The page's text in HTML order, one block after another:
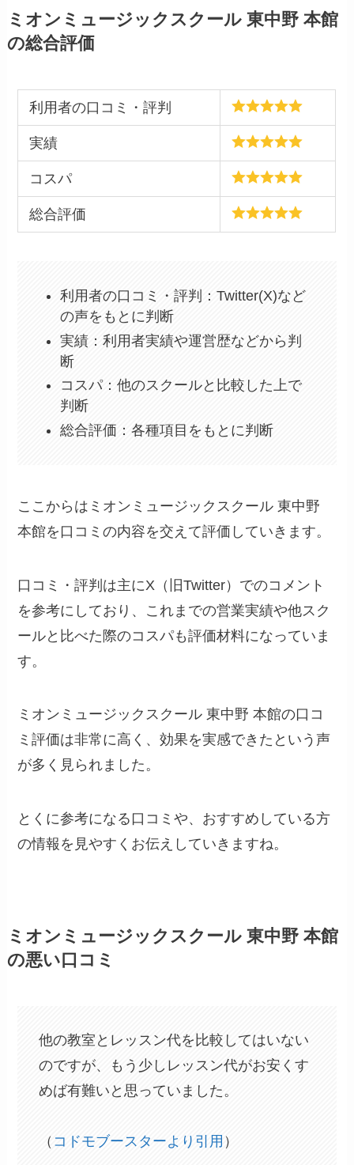
ミオンミュージックスクール 東中野 本館
の総合評価
利用者の口コミ・評判
実績
コスパ
総合評価
利用者の口コミ・評判：Twitter(X)など
の声をもとに判断
実績：利用者実績や運営歴などから判
断
コスパ：他のスクールと比較した上で
判断
総合評価：各種項目をもとに判断
ここからはミオンミュージックスクール 東中野
本館を口コミの内容を交えて評価していきます。
口コミ・評判は主にX（旧Twitter）でのコメント
を参考にしており、これまでの営業実績や他スク
ールと比べた際のコスパも評価材料になっていま
す。
ミオンミュージックスクール 東中野 本館の口コ
ミ評価は非常に高く、効果を実感できたという声
が多く見られました。
とくに参考になる口コミや、おすすめしている方
の情報を見やすくお伝えしていきますね。
ミオンミュージックスクール 東中野 本館
の悪い口コミ
他の教室とレッスン代を比較してはいない
のですが、もう少しレッスン代がお安くす
めば有難いと思っていました。
（ コドモブースターより引用 ）